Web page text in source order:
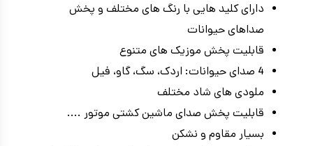
دارای کلید هایی با رنگ های مختلف و پخش
صداهای حیوانات
قابلیت پخش موزیک های متنوع
4 صدای حیوانات: اردک، سگ، گاو، فیل
ملودی های شاد مختلف
قابلیت پخش صدای ماشین کشتی موتور ....
بسیار مقاوم و نشکن